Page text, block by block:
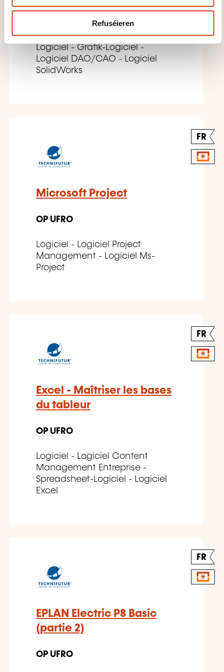
Refuséieren
Logiciel - Grafik-Logiciel -
Logiciel DAO/CAO - Logiciel
SolidWorks
FR
Microsoft Project
OP UFRO
Logiciel - Logiciel Project
Management - Logiciel Ms-
Project
FR
Excel - Maîtriser les bases
du tableur
OP UFRO
Logiciel - Logiciel Content
Management Entreprise -
Spreadsheet-Logiciel - Logiciel
Excel
FR
EPLAN Electric P8 Basic
(partie 2)
OP UFRO